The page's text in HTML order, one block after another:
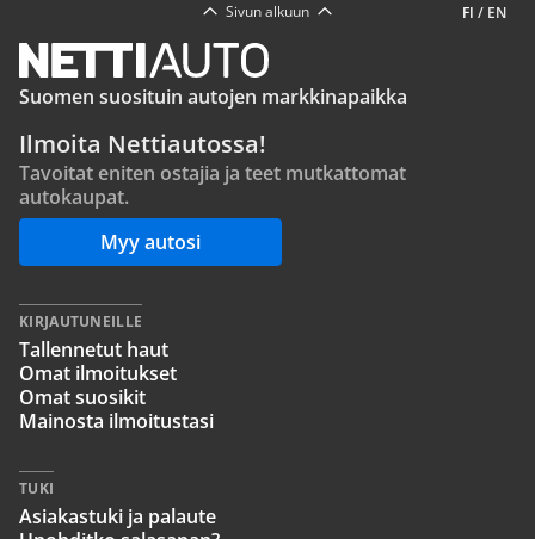
FI / EN
Sivun alkuun
Suomen suosituin autojen markkinapaikka
Ilmoita Nettiautossa!
Tavoitat eniten ostajia ja teet mutkattomat
autokaupat.
Myy autosi
KIRJAUTUNEILLE
Tallennetut haut
Omat ilmoitukset
Omat suosikit
Mainosta ilmoitustasi
TUKI
Asiakastuki ja palaute